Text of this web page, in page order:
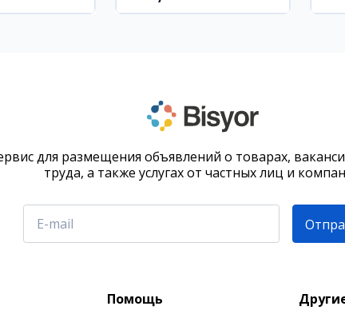
для размещения объявлений о товарах,
труда, а также услугах от частных лиц и
Помощь